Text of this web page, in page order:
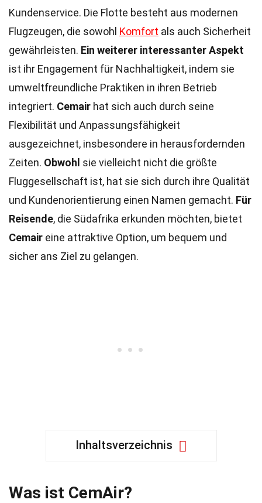
Kundenservice. Die Flotte besteht aus modernen
Flugzeugen, die sowohl Komfort als auch Sicherheit
gewährleisten. Ein weiterer interessanter Aspekt
ist ihr Engagement für Nachhaltigkeit, indem sie
umweltfreundliche Praktiken in ihren Betrieb
integriert. Cemair hat sich auch durch seine
Flexibilität und Anpassungsfähigkeit
ausgezeichnet, insbesondere in herausfordernden
Zeiten. Obwohl sie vielleicht nicht die größte
Fluggesellschaft ist, hat sie sich durch ihre Qualität
und Kundenorientierung einen Namen gemacht. Für
Reisende, die Südafrika erkunden möchten, bietet
Cemair eine attraktive Option, um bequem und
sicher ans Ziel zu gelangen.
Inhaltsverzeichnis
Was ist CemAir?